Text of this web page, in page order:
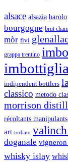
alsace alsazia barolo
bourgogne brut
mòr fivi
grappa trentino
indipendent bottlers
classico metodo
morrison
récoltants manipulants
art torbato
doganale
whisky islay